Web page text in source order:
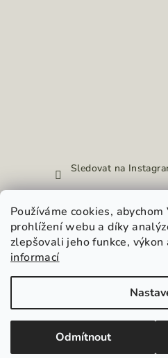
Používáme cookies,
prohlížení webu a díky
zlepšovali jeho funkce,
informací
Odmítnout
Sledovat na
Přijímáme online platby
Upravit
Vytvořil